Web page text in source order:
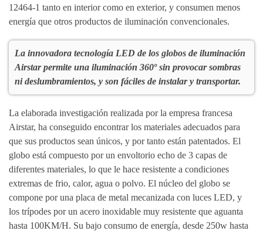
12464-1 tanto en interior como en exterior, y consumen menos
energía que otros productos de iluminación convencionales.
La innovadora tecnología LED de los globos de iluminación
Airstar permite una iluminación 360º sin provocar sombras
ni deslumbramientos, y son fáciles de instalar y transportar.
La elaborada investigación realizada por la empresa francesa
Airstar, ha conseguido encontrar los materiales adecuados para
que sus productos sean únicos, y por tanto están patentados. El
globo está compuesto por un envoltorio echo de 3 capas de
diferentes materiales, lo que le hace resistente a condiciones
extremas de frio, calor, agua o polvo. El núcleo del globo se
compone por una placa de metal mecanizada con luces LED, y
los trípodes por un acero inoxidable muy resistente que aguanta
hasta 100KM/H. Su bajo consumo de energía, desde 250w hasta